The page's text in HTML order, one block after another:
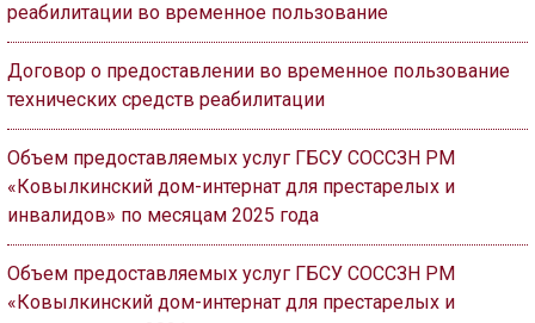
реабилитации во временное пользование
Договор о предоставлении во временное пользование
технических средств реабилитации
Объем предоставляемых услуг ГБСУ СОССЗН РМ
«Ковылкинский дом-интернат для престарелых и
инвалидов» по месяцам 2025 года
Объем предоставляемых услуг ГБСУ СОССЗН РМ
«Ковылкинский дом-интернат для престарелых и